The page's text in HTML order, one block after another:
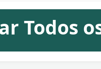
Todos